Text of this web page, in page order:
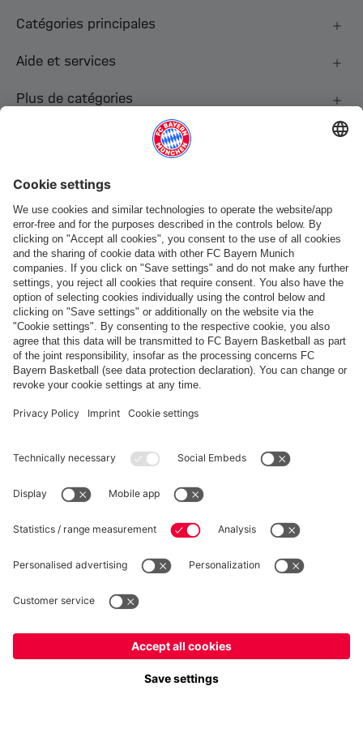
Catégories principales
Aide et services
Plus de catégories
Paiement et livraison
FC Bayern Store App
RÉTRACTATION
Intimité
Paramètres des cookies
*Les prix incluent la TVA et excluent les frais d'expédition
© FC Bayern München AG
FC Bayern München AG, Säbener Str. 51-57, 81547 München
Francepour y livrer!
Mondialpour y livrer!